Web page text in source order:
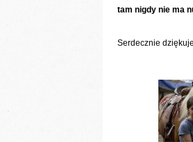
tam nigdy nie ma
Serdecznie